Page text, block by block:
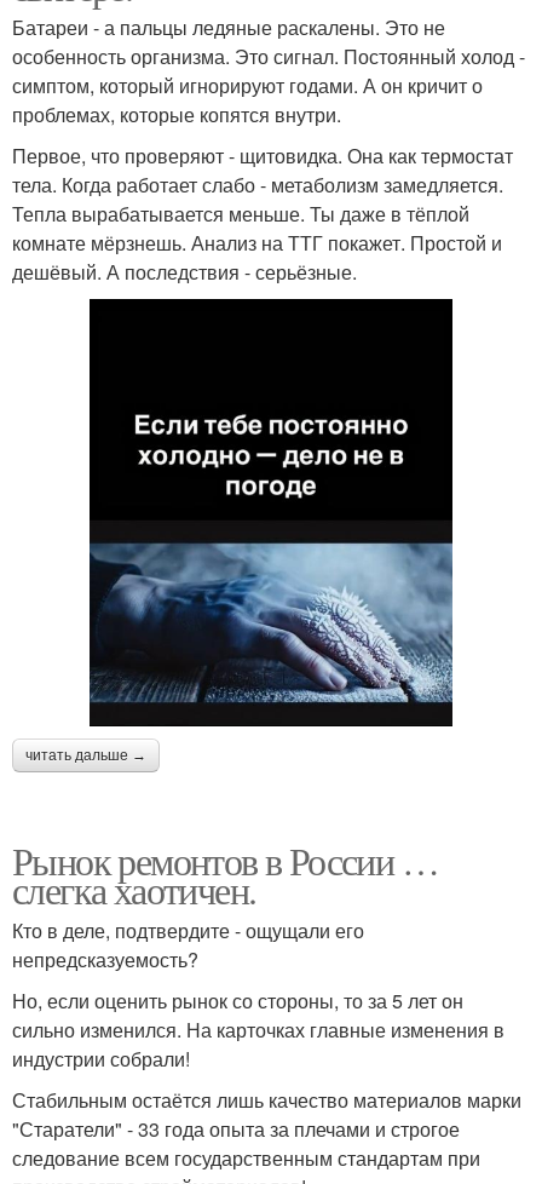
Батареи - а пальцы ледяные раскалены. Это не
особенность организма. Это сигнал. Постоянный холод -
симптом, который игнорируют годами. А он кричит о
проблемах, которые копятся внутри.
Первое, что проверяют - щитовидка. Она как термостат
тела. Когда работает слабо - метаболизм замедляется.
Тепла вырабатывается меньше. Ты даже в тёплой
комнате мёрзнешь. Анализ на ТТГ покажет. Простой и
дешёвый. А последствия - серьёзные.
читать дальше →
Рынок ремонтов в России …
слегка хаотичен.
Кто в деле, подтвердите - ощущали его
непредсказуемость?
Но, если оценить рынок со стороны, то за 5 лет он
сильно изменился. На карточках главные изменения в
индустрии собрали!
Стабильным остаётся лишь качество материалов марки
"Старатели" - 33 года опыта за плечами и строгое
следование всем государственным стандартам при